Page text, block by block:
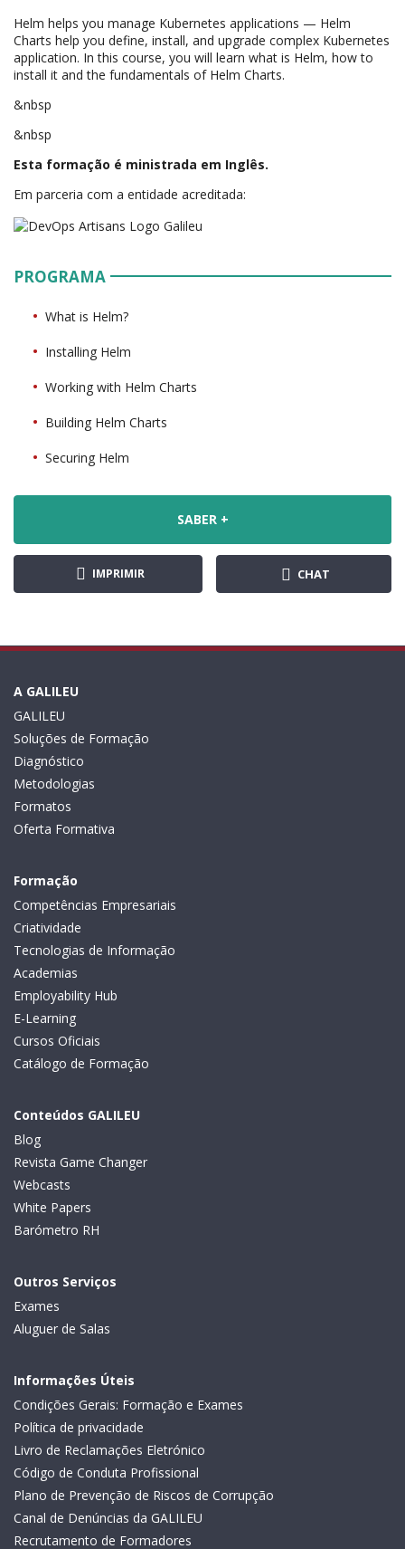
Helm helps you manage Kubernetes applications — Helm
Charts help you define, install, and upgrade complex Kubernetes
application. In this course, you will learn what is Helm, how to
install it and the fundamentals of Helm Charts.
&nbsp
&nbsp
Esta formação é ministrada em Inglês.
Em parceria com a entidade acreditada:
PROGRAMA
What is Helm?
Installing Helm
Working with Helm Charts
Building Helm Charts
Securing Helm
SABER +
IMPRIMIR CHAT
A GALILEU
GALILEU
Soluções de Formação
Diagnóstico
Metodologias
Formatos
Oferta Formativa
Formação
Competências Empresariais
Criatividade
Tecnologias de Informação
Academias
Employability Hub
E-Learning
Cursos Oficiais
Catálogo de Formação
Conteúdos GALILEU
Blog
Revista Game Changer
Webcasts
White Papers
Barómetro RH
Outros Serviços
Exames
Aluguer de Salas
Informações Úteis
Condições Gerais: Formação e Exames
Política de privacidade
Livro de Reclamações Eletrónico
Código de Conduta Profissional
Plano de Prevenção de Riscos de Corrupção
Canal de Denúncias da GALILEU
Recrutamento de Formadores